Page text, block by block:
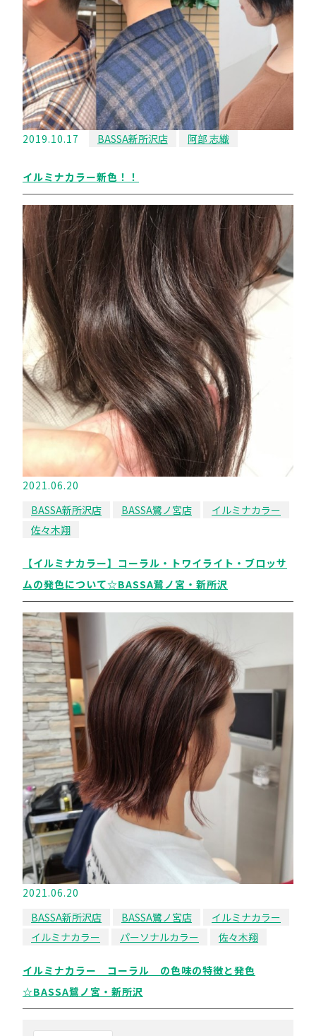
2019.10.17 BASSA新所沢店 阿部 志織
イルミナカラー新色！！
2021.06.20
BASSA新所沢店
BASSA鷺ノ宮店
イルミナカラー
佐々木翔
【イルミナカラー】コーラル・トワイライト・ブロッサ
ムの発色について☆BASSA鷺ノ宮・新所沢
2021.06.20
BASSA新所沢店
BASSA鷺ノ宮店
イルミナカラー
イルミナカラー
パーソナルカラー 佐々木翔
イルミナカラー コーラル の色味の特徴と発色
☆BASSA鷺ノ宮・新所沢